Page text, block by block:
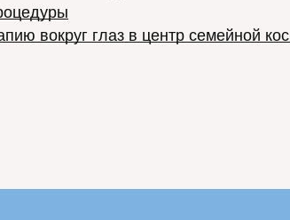
вокруг глаз в центр семейной